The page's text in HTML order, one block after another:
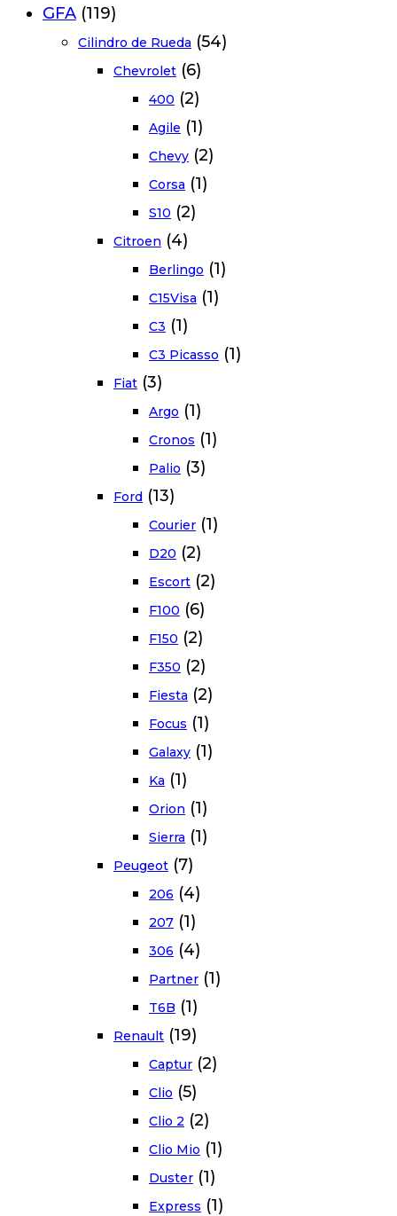
GFA (119)
Cilindro de Rueda (54)
Chevrolet (6)
400 (2)
Agile (1)
Chevy (2)
Corsa (1)
S10 (2)
Citroen (4)
Berlingo (1)
C15Visa (1)
C3 (1)
C3 Picasso (1)
Fiat (3)
Argo (1)
Cronos (1)
Palio (3)
Ford (13)
Courier (1)
D20 (2)
Escort (2)
F100 (6)
F150 (2)
F350 (2)
Fiesta (2)
Focus (1)
Galaxy (1)
Ka (1)
Orion (1)
Sierra (1)
Peugeot (7)
206 (4)
207 (1)
306 (4)
Partner (1)
T6B (1)
Renault (19)
Captur (2)
Clio (5)
Clio 2 (2)
Clio Mio (1)
Duster (1)
Express (1)